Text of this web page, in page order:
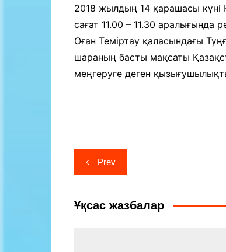
2018 жылдың 14 қарашасы күні
сағат 11.00 – 11.30
Оған Теміртау қаласындағы
шараның басты мақсаты
меңгеруге деген
Навигация
по
записям
Prev
Ұқсас жазбалар